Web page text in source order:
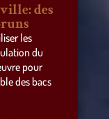
des
les
du
pour
des bacs